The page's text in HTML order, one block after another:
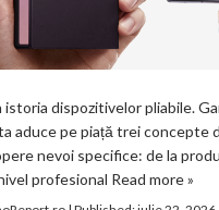
dispozitivelor pliabile.
aduce pe piață trei concepte
nevoi specifice: de la
profesional Read more »